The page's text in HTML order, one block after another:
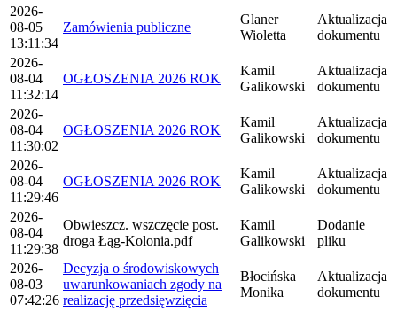
2026-
08-05
13:11:34
Zamówienia publiczne
Glaner
Wioletta
Aktualizacja
dokumentu
2026-
08-04
11:32:14
OGŁOSZENIA 2026 ROK
Kamil
Galikowski
Aktualizacja
dokumentu
2026-
08-04
11:30:02
OGŁOSZENIA 2026 ROK
Kamil
Galikowski
Aktualizacja
dokumentu
2026-
08-04
11:29:46
OGŁOSZENIA 2026 ROK
Kamil
Galikowski
Aktualizacja
dokumentu
2026-
08-04
11:29:38
Obwieszcz. wszczęcie post.
droga Łąg-Kolonia.pdf
Kamil
Galikowski
Dodanie
pliku
2026-
08-03
07:42:26
Decyzja o środowiskowych
uwarunkowaniach zgody na
realizację przedsięwzięcia
Błocińska
Monika
Aktualizacja
dokumentu